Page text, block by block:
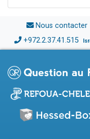
Nous contacter
+972.2.37.41.515